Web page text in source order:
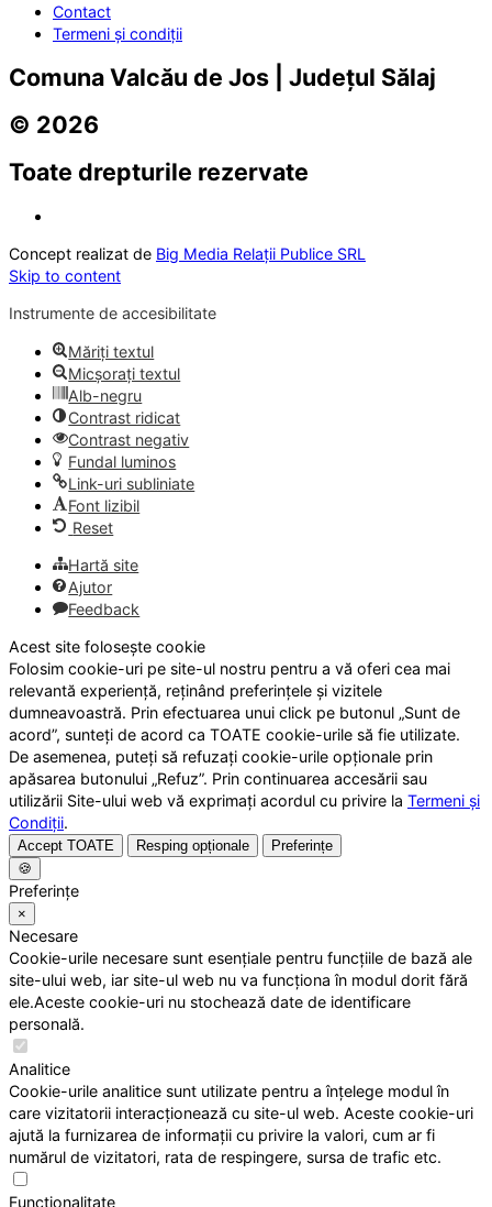
Contact
Termeni și condiții
Comuna Valcău de Jos | Județul Sălaj
© 2026
Toate drepturile rezervate
Concept realizat de Big Media Relații Publice SRL
Skip to content
Instrumente de accesibilitate
Măriți textul
Micșorați textul
Alb-negru
Contrast ridicat
Contrast negativ
Fundal luminos
Link-uri subliniate
Font lizibil
Reset
Hartă site
Ajutor
Feedback
Acest site folosește cookie
Folosim cookie-uri pe site-ul nostru pentru a vă oferi cea mai
relevantă experiență, reținând preferințele și vizitele
dumneavoastră. Prin efectuarea unui click pe butonul „Sunt de
acord”, sunteți de acord ca TOATE cookie-urile să fie utilizate.
De asemenea, puteți să refuzați cookie-urile opționale prin
apăsarea butonului „Refuz”. Prin continuarea accesării sau
utilizării Site-ului web vă exprimați acordul cu privire la Termeni și
Condiții.
Accept TOATE Resping opționale
Preferințe
🍪
Preferințe
×
Necesare
Cookie-urile necesare sunt esențiale pentru funcțiile de bază ale
site-ului web, iar site-ul web nu va funcționa în modul dorit fără
ele.Aceste cookie-uri nu stochează date de identificare
personală.
Analitice
Cookie-urile analitice sunt utilizate pentru a înțelege modul în
care vizitatorii interacționează cu site-ul web. Aceste cookie-uri
ajută la furnizarea de informații cu privire la valori, cum ar fi
numărul de vizitatori, rata de respingere, sursa de trafic etc.
Funcționalitate